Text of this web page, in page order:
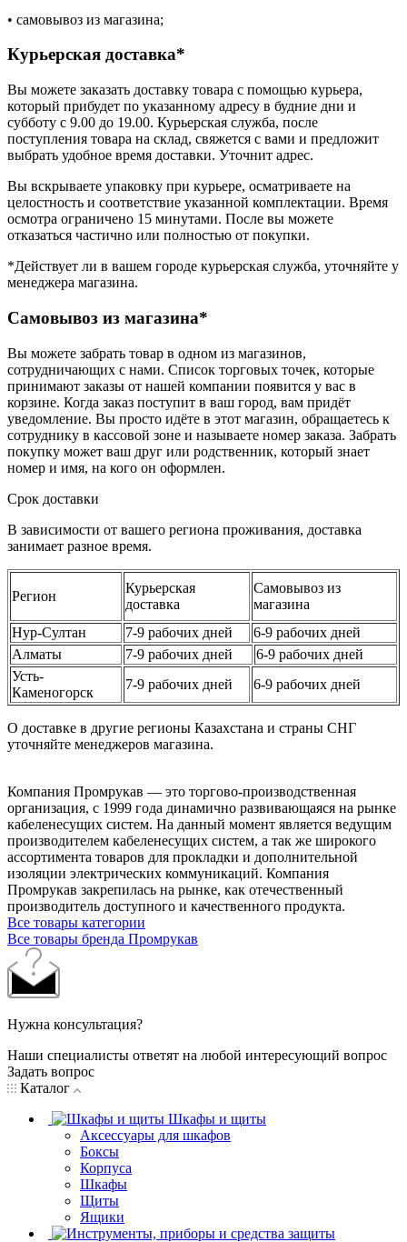
• самовывоз из магазина;
Курьерская доставка*
Вы можете заказать доставку товара с помощью курьера,
который прибудет по указанному адресу в будние дни и
субботу с 9.00 до 19.00. Курьерская служба, после
поступления товара на склад, свяжется с вами и предложит
выбрать удобное время доставки. Уточнит адрес.
Вы вскрываете упаковку при курьере, осматриваете на
целостность и соответствие указанной комплектации. Время
осмотра ограничено 15 минутами. После вы можете
отказаться частично или полностью от покупки.
*Действует ли в вашем городе курьерская служба, уточняйте у
менеджера магазина.
Самовывоз из магазина*
Вы можете забрать товар в одном из магазинов,
сотрудничающих с нами. Список торговых точек, которые
принимают заказы от нашей компании появится у вас в
корзине. Когда заказ поступит в ваш город, вам придёт
уведомление. Вы просто идёте в этот магазин, обращаетесь к
сотруднику в кассовой зоне и называете номер заказа. Забрать
покупку может ваш друг или родственник, который знает
номер и имя, на кого он оформлен.
Срок доставки
В зависимости от вашего региона проживания, доставка
занимает разное время.
Регион
Курьерская
доставка
Самовывоз из
магазина
Нур-Султан
7-9 рабочих дней
6-9 рабочих дней
Алматы
7-9 рабочих дней
6-9 рабочих дней
Усть-
Каменогорск
7-9 рабочих дней 6-9 рабочих дней
О доставке в другие регионы Казахстана и страны СНГ
уточняйте менеджеров магазина.
Компания Промрукав — это торгово-производственная
организация, с 1999 года динамично развивающаяся на рынке
кабеленесущих систем. На данный момент является ведущим
производителем кабеленесущих систем, а так же широкого
ассортимента товаров для прокладки и дополнительной
изоляции электрических коммуникаций. Компания
Промрукав закрепилась на рынке, как отечественный
производитель доступного и качественного продукта.
Все товары категории
Все товары бренда Промрукав
Нужна консультация?
Наши специалисты ответят на любой интересующий вопрос
Задать вопрос
Каталог
Шкафы и щиты
Аксессуары для шкафов
Боксы
Корпуса
Шкафы
Щиты
Ящики